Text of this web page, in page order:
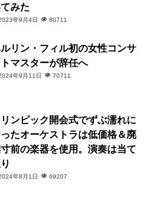
みた
年9月4日 80711
リン・フィル初の女性コンサ
マスターが辞任へ
年9月11日 70711
ンピック開会式でずぶ濡れに
たオーケストラは低価格＆廃
前の楽器を使用。演奏は当て
年8月1日 69207